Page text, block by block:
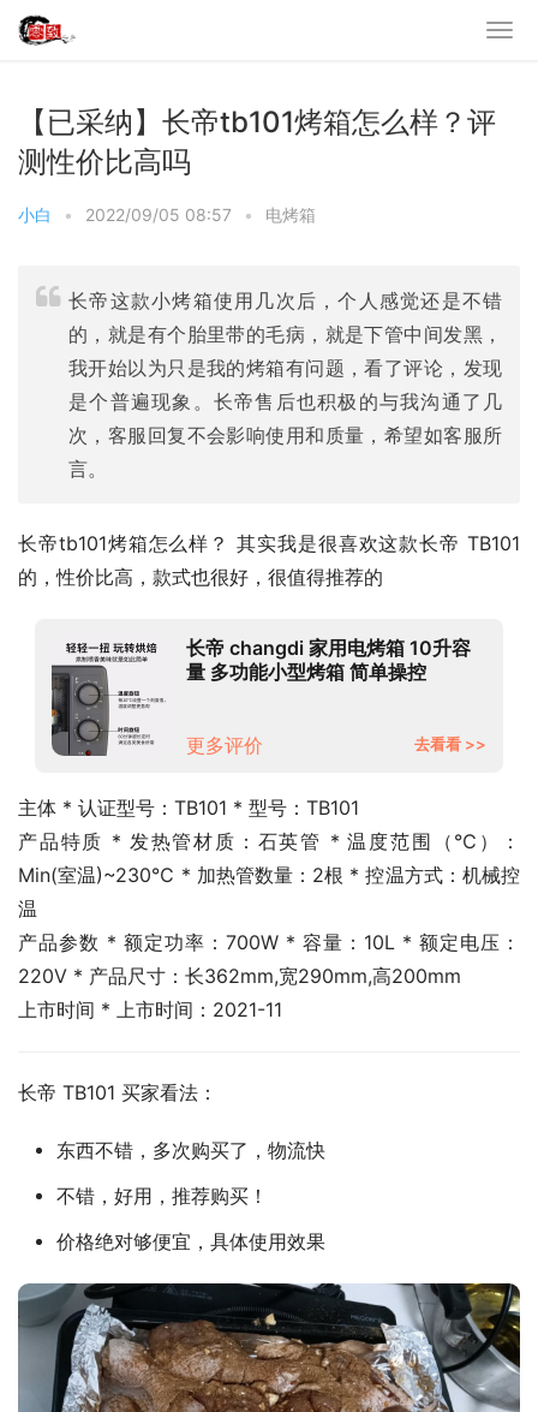
【已采纳】长帝tb101烤箱怎么样？评
测性价比高吗
小白 • 2022/09/05 08:57 • 电烤箱
长帝这款小烤箱使用几次后，个人感觉还是不错
的，就是有个胎里带的毛病，就是下管中间发黑，
我开始以为只是我的烤箱有问题，看了评论，发现
是个普遍现象。长帝售后也积极的与我沟通了几
次，客服回复不会影响使用和质量，希望如客服所
言。
长帝tb101烤箱怎么样？ 其实我是很喜欢这款长帝 TB101
的，性价比高，款式也很好，很值得推荐的
长帝 changdi 家用电烤箱 10升容
量 多功能小型烤箱 简单操控
更多评价 去看看 >>
主体 * 认证型号：TB101 * 型号：TB101
产品特质 * 发热管材质：石英管 * 温度范围（℃）：
Min(室温)~230℃ * 加热管数量：2根 * 控温方式：机械控
温
产品参数 * 额定功率：700W * 容量：10L * 额定电压：
220V * 产品尺寸：长362mm,宽290mm,高200mm
上市时间 * 上市时间：2021-11
长帝 TB101 买家看法：
东西不错，多次购买了，物流快
不错，好用，推荐购买！
价格绝对够便宜，具体使用效果